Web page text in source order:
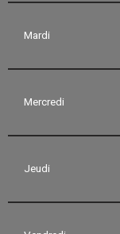
Mardi
Mercredi
Jeudi